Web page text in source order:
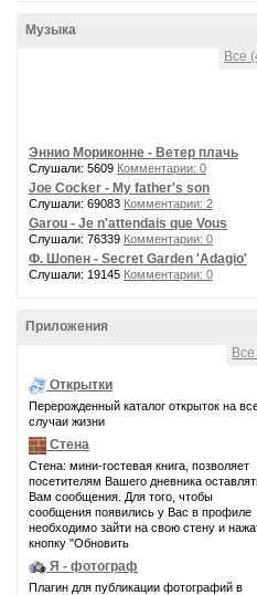
Музыка
Все
Эннио Мориконне - Ветер плачь
Слушали: 5609 Комментарии: 0
Joe Cocker - My father's son
Слушали: 69083 Комментарии: 2
Garou - Je n'attendais que Vous
Слушали: 76339 Комментарии: 0
Ф. Шопен - Secret Garden 'Adagio'
Слушали: 19145 Комментарии: 0
Приложения
Открытки
Перерожденный каталог открыток на
случаи жизни
Стена
Стена: мини-гостевая книга, позволяет
посетителям Вашего дневника
Вам сообщения. Для того, чтобы
сообщения появились у Вас в профиле
необходимо зайти на свою стену и
кнопку "Обновить
Я - фотограф
Плагин для публикации фотографий в